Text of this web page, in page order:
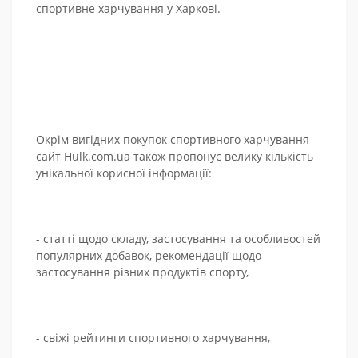
спортивне харчування у Харкові.
Окрім вигідних покупок спортивного харчування
сайт Hulk.com.ua також пропонує велику кількість
унікальної корисної інформації:
- статті щодо складу, застосування та особливостей
популярних добавок, рекомендації щодо
застосування різних продуктів спорту,
- свіжі рейтинги спортивного харчування,